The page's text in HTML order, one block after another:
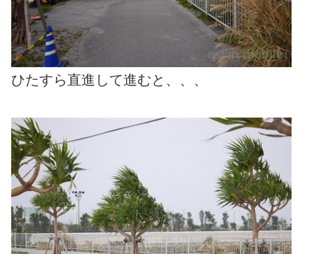
ひたすら直進して進むと、、、